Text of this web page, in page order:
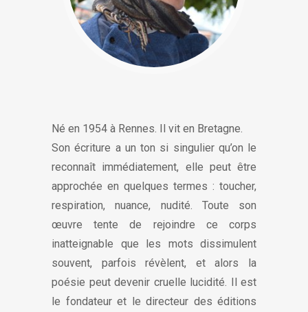
Né en 1954 à Rennes. Il vit en Bretagne.
Son écriture a un ton si singulier qu’on le
reconnaît immédiatement, elle peut être
approchée en quelques termes : toucher,
respiration, nuance, nudité. Toute son
œuvre tente de rejoindre ce corps
inatteignable que les mots dissimulent
souvent, parfois révèlent, et alors la
poésie peut devenir cruelle lucidité. Il est
le fondateur et le directeur des éditions